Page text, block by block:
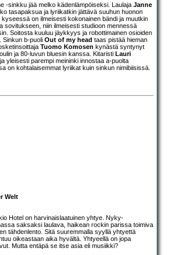
-sinkku jää melko kädenlämpöiseksi. Laulaja Janne
tasapaksua ja lyriikatkin jättävä suuhun huonon
on ilmeisesti kokonainen bändi ja muutkin
sovitukseen, niin ilmeisesti studioon mennessä
Soitosta kuuluu jäykkyys ja robottimainen osioiden
Sinkun b-puoli Out of my head taas pistää hieman
Tuomo Komosen kynästä syntynyt
ja 80-luvun bluesin kanssa. Kitaristi Lauri
yleisesti parempi meininki innostaa a-puolta
on kohtalaisemmat lyriikat kuin sinkun nimibiisissä.
Welt
Hotel on harvinaislaatuinen yhtye. Nyky-
saksaksi laulava, haikean rockin parissa toimiva
tähdenlento. Sitä suuremmalla syyllä yhtyettä
oikeastaan aika hyvältä. Yhtyeellä on jopa
Mutta entäpä se itse asia eli musiikki?